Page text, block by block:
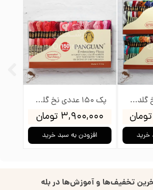
پک 150 عددی نخ گلدوزی پنگوئن
۳,۹۰۰,۰۰۰ تومان
افزودن به سبد خرید
پک 500 رنگ نخ گلدوزی پنگوئن
خرید
تخفیف‌ها و آموزش‌ها در بله